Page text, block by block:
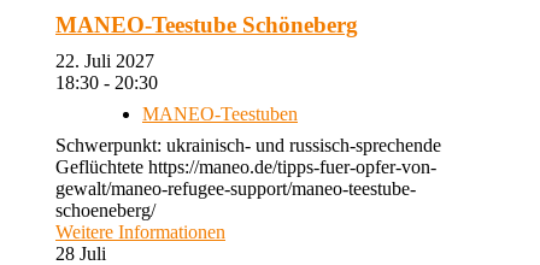
MANEO-Teestube Schöneberg
22. Juli 2027
18:30 - 20:30
MANEO-Teestuben
Schwerpunkt: ukrainisch- und russisch-sprechende
Geflüchtete https://maneo.de/tipps-fuer-opfer-von-
gewalt/maneo-refugee-support/maneo-teestube-
schoeneberg/
Weitere Informationen
28 Juli